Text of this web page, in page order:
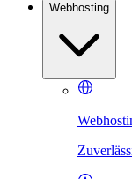
Webhosting